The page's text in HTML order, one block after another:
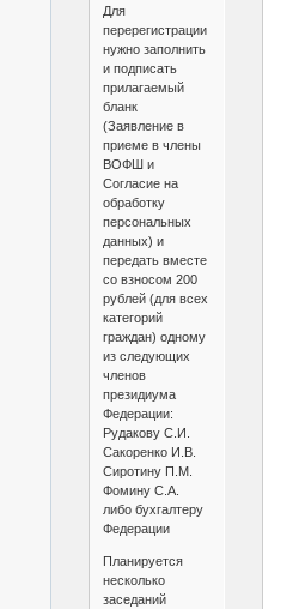
Для
перерегистрации
нужно заполнить
и подписать
прилагаемый
бланк
(Заявление в
приеме в члены
ВОФШ и
Согласие на
обработку
персональных
данных) и
передать вместе
со взносом 200
рублей (для всех
категорий
граждан) одному
из следующих
членов
президиума
Федерации:
Рудакову С.И.
Сакоренко И.В.
Сиротину П.М.
Фомину С.А.
либо бухгалтеру
Федерации
Планируется
несколько
заседаний